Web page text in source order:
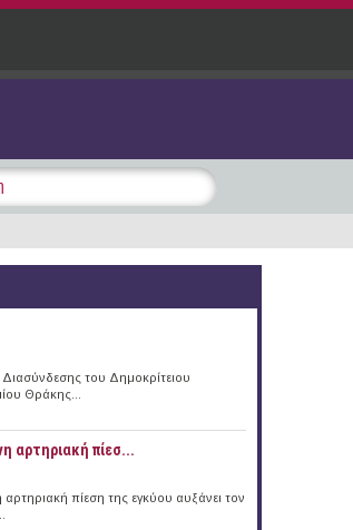
του Δημοκρίτειου
Θράκης...
αρτηριακή πίεσ...
πίεση της εγκύου αυξάνει τον